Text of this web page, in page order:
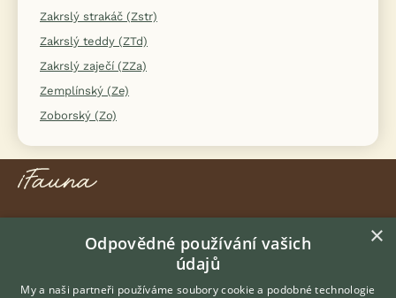
Zakrslý strakáč (Zstr)
Zakrslý teddy (ZTd)
Zakrslý zaječí (ZZa)
Zemplínský (Ze)
Zoborský (Zo)
redakce@ifauna.cz
nonstop
×
Odpovědné používání vašich
údajů
My a naši partneři používáme soubory cookie a podobné technologie